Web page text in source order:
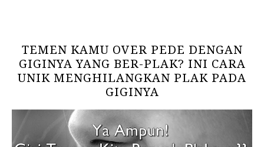
TEMEN KAMU OVER PEDE DENGAN
GIGINYA YANG BER-PLAK? INI CARA
UNIK MENGHILANGKAN PLAK PADA
GIGINYA